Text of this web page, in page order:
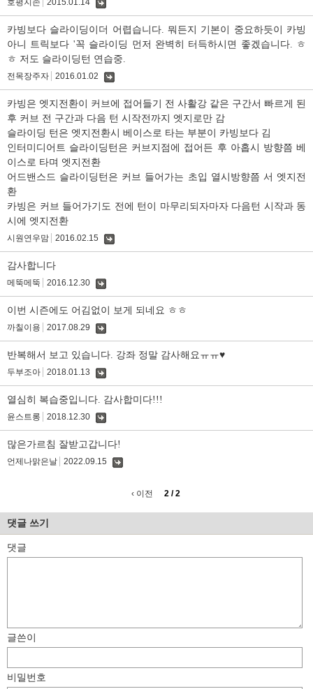
호평지존 2015.01.14
카빙보다 슬라이딩이더 어렵습니다. 뭐든지 기본이 중요하듯이 카빙
아니 트릭보다 '꼭 슬라이딩 먼저 완벽히 터득하시면 좋겠습니다. ㅎ
ㅎ 저도 슬라이딩턴 연습중.
전목장주자 2016.01.02
카빙은 엣지전환이 커브에 접어들기 전 사활강 같은 구간서 빠르게 된
후 커브 전 구간과 다음 턴 시작전까지 엣지로만 감
슬라이딩 턴은 엣지전환시 베이스로 타는 부분이 카빙보다 김
인터미디어트 슬라이딩턴은 커브지점에 접어든 후 아홉시 방향쯤 베
이스로 타며 엣지전환
어드밴스드 슬라이딩턴은 커브 들어가는 초입 열시방향쯤 서 엣지전
환
카빙은 커브 들어가기도 전에 턴이 마무리되자마자 다음턴 시작과 동
시에 엣지전환
시원연우맘 2016.02.15
감사합니다
메뚝메뚝 2016.12.30
이번 시즌에도 어김없이 보게 되네요 ㅎㅎ
까칠이용 2017.08.29
반복해서 보고 있습니다. 강좌 정말 감사해요ㅠㅠ♥︎
두부조아 2018.01.13
열심히 복습중입니다. 감사합미다!!!
윤스트롱 2018.12.30
많은가르침 잘받고갑니다!
언제나맑은날 2022.09.15
‹ 이전
2 / 2
댓글 쓰기
댓글
글쓴이
비밀번호